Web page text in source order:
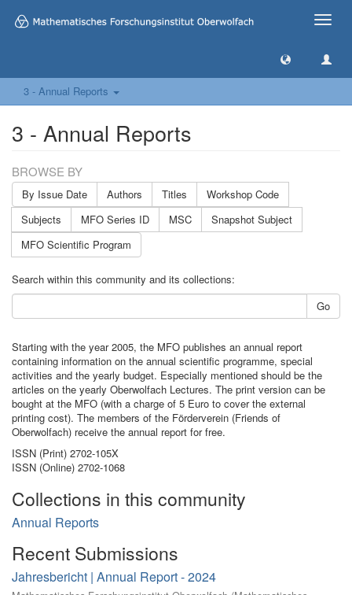
Toggle
3 - Annual Reports
3 - Annual Reports
BROWSE BY
By Issue Date Authors Titles
Workshop Code
Subjects
MFO Series ID MSC
Snapshot Subject
MFO Scientific Program
Search within this community and its collections:
Go
Starting with the year 2005, the MFO publishes an annual report
containing information on the annual scientific programme, special
activities and the yearly budget. Especially mentioned should be the
articles on the yearly Oberwolfach Lectures. The print version can be
bought at the MFO (with a charge of 5 Euro to cover the external
printing cost). The members of the Förderverein (Friends of
Oberwolfach) receive the annual report for free.
ISSN (Print) 2702-105X
ISSN (Online) 2702-1068
Collections in this community
Annual Reports
Recent Submissions
Jahresbericht | Annual Report - 2024